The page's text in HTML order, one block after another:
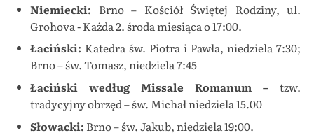
Niemiecki: Brno –⁠⁠⁠⁠⁠⁠ Kościół Świętej Rodziny, ul.
Grohova - Każda 2. środa miesiąca o 17:00.
Łaciński: Katedra św. Piotra i Pawła, niedziela 7:30;
Brno –⁠⁠⁠⁠⁠⁠ św. Tomasz, niedziela 7:45
Łaciński według Missale Romanum –⁠⁠⁠⁠⁠⁠ tzw.
tradycyjny obrzęd –⁠⁠⁠⁠⁠⁠ św. Michał niedziela 15.00
Słowacki: Brno –⁠⁠⁠⁠⁠⁠ św. Jakub, niedziela 19:00.